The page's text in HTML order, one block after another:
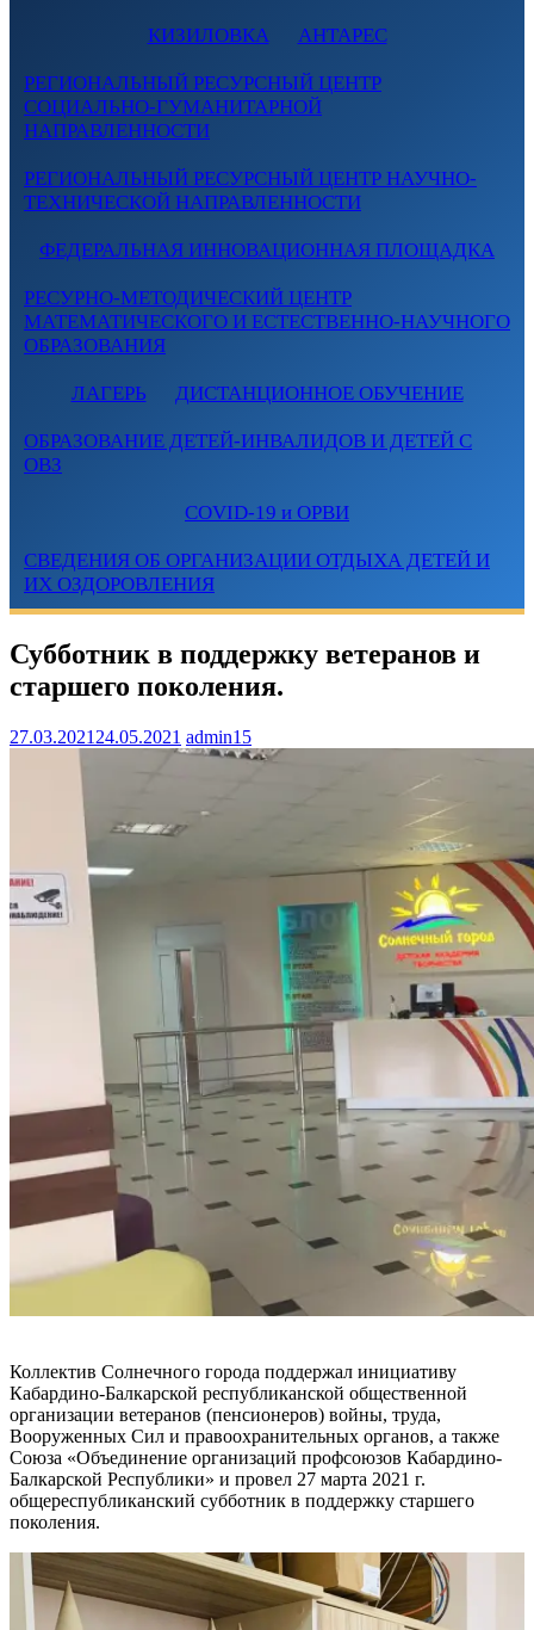
КИЗИЛОВКА АНТАРЕС
РЕГИОНАЛЬНЫЙ РЕСУРСНЫЙ ЦЕНТР
СОЦИАЛЬНО-ГУМАНИТАРНОЙ
НАПРАВЛЕННОСТИ
РЕГИОНАЛЬНЫЙ РЕСУРСНЫЙ ЦЕНТР НАУЧНО-
ТЕХНИЧЕСКОЙ НАПРАВЛЕННОСТИ
ФЕДЕРАЛЬНАЯ ИННОВАЦИОННАЯ ПЛОЩАДКА
РЕСУРНО-МЕТОДИЧЕСКИЙ ЦЕНТР
МАТЕМАТИЧЕСКОГО И ЕСТЕСТВЕННО-НАУЧНОГО
ОБРАЗОВАНИЯ
ЛАГЕРЬ ДИСТАНЦИОННОЕ ОБУЧЕНИЕ
ОБРАЗОВАНИЕ ДЕТЕЙ-ИНВАЛИДОВ И ДЕТЕЙ С
ОВЗ
COVID-19 и ОРВИ
СВЕДЕНИЯ ОБ ОРГАНИЗАЦИИ ОТДЫХА ДЕТЕЙ И
ИХ ОЗДОРОВЛЕНИЯ
Субботник в поддержку ветеранов и
старшего поколения.
27.03.2021 24.05.2021 admin15
Коллектив Солнечного города поддержал инициативу
Кабардино-Балкарской республиканской общественной
организации ветеранов (пенсионеров) войны, труда,
Вооруженных Сил и правоохранительных органов, а также
Союза «Объединение организаций профсоюзов Кабардино-
Балкарской Республики» и провел 27 марта 2021 г.
общереспубликанский субботник в поддержку старшего
поколения.